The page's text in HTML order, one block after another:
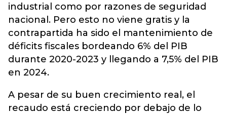
industrial como por razones de seguridad
nacional. Pero esto no viene gratis y la
contrapartida ha sido el mantenimiento de
déficits fiscales bordeando 6% del PIB
durante 2020-2023 y llegando a 7,5% del PIB
en 2024.
A pesar de su buen crecimiento real, el
recaudo está creciendo por debajo de lo